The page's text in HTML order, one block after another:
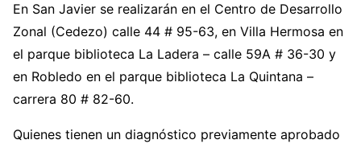
En San Javier se realizarán en el Centro de Desarrollo
Zonal (Cedezo) calle 44 # 95-63, en Villa Hermosa en
el parque biblioteca La Ladera – calle 59A # 36-30 y
en Robledo en el parque biblioteca La Quintana –
carrera 80 # 82-60.
Quienes tienen un diagnóstico previamente aprobado